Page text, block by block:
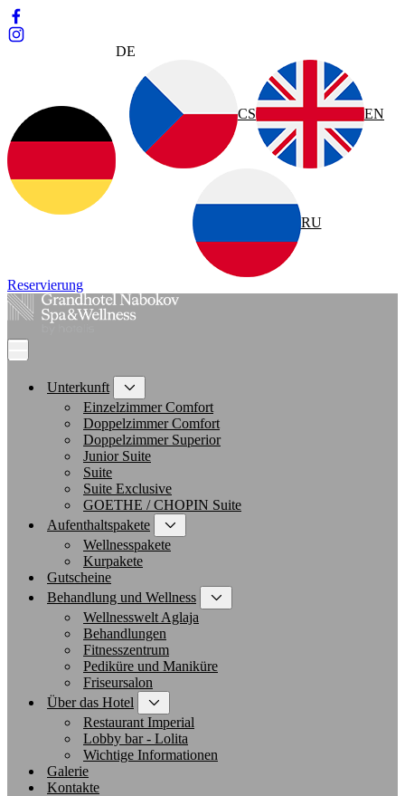
DE
CS EN
RU
Reservierung
Unterkunft
Einzelzimmer Comfort
Doppelzimmer Comfort
Doppelzimmer Superior
Junior Suite
Suite
Suite Exclusive
GOETHE / CHOPIN Suite
Aufenthaltspakete
Wellnesspakete
Kurpakete
Gutscheine
Behandlung und Wellness
Wellnesswelt Aglaja
Behandlungen
Fitnesszentrum
Pediküre und Maniküre
Friseursalon
Über das Hotel
Restaurant Imperial
Lobby bar - Lolita
Wichtige Informationen
Galerie
Kontakte